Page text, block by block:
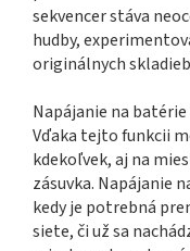
sekvencer stáva
hudby,
originálnych
Napájanie na
Vďaka tejto funkcii
kdekoľvek, aj na
zásuvka. Napájanie
kedy je potrebná
siete, či už sa